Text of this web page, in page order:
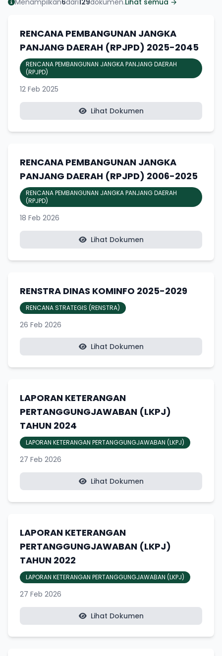
RENCANA PEMBANGUNAN JANGKA
PANJANG DAERAH (RPJPD) 2025-2045
RENCANA PEMBANGUNAN JANGKA PANJANG DAERAH
(RPJPD)
12 Feb 2025
Lihat Dokumen
RENCANA PEMBANGUNAN JANGKA
PANJANG DAERAH (RPJPD) 2006-2025
RENCANA PEMBANGUNAN JANGKA PANJANG DAERAH
(RPJPD)
18 Feb 2026
Lihat Dokumen
RENSTRA DINAS KOMINFO 2025-2029
RENCANA STRATEGIS (RENSTRA)
26 Feb 2026
Lihat Dokumen
LAPORAN KETERANGAN
PERTANGGUNGJAWABAN (LKPJ)
TAHUN 2024
LAPORAN KETERANGAN PERTANGGUNGJAWABAN (LKPJ)
27 Feb 2026
Lihat Dokumen
LAPORAN KETERANGAN
PERTANGGUNGJAWABAN (LKPJ)
TAHUN 2022
LAPORAN KETERANGAN PERTANGGUNGJAWABAN (LKPJ)
27 Feb 2026
Lihat Dokumen